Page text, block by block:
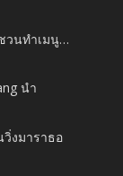
วนทำเมนู…
นำ
วิ่งมาราธอ